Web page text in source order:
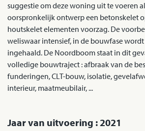
suggestie om deze woning uit te voeren
oorspronkelijk ontwerp een betonskelet
houtskelet elementen voorzag. De
weliswaar intensief, in de bouwfase
ingehaald. De Noordboom staat in dit
volledige bouwtraject : afbraak van de
funderingen, CLT-bouw, isolatie,
interieur, maatmeubilair, ...
Jaar van uitvoering : 2021